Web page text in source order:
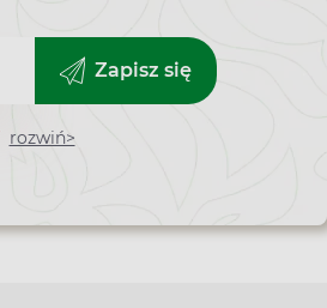
Zapisz się
rozwiń>